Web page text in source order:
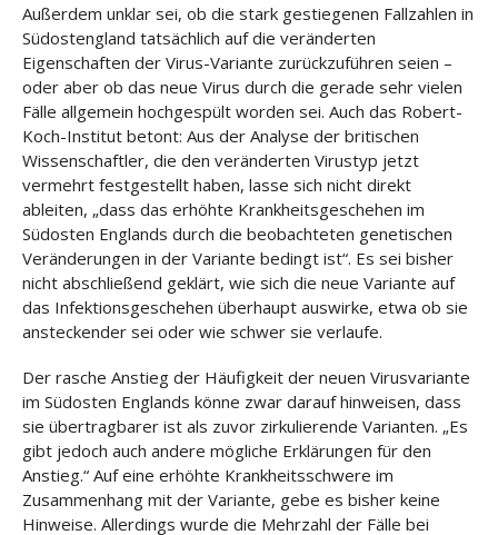
Außerdem unklar sei, ob die stark gestiegenen Fallzahlen in
Südostengland tatsächlich auf die veränderten
Eigenschaften der Virus-Variante zurückzuführen seien –
oder aber ob das neue Virus durch die gerade sehr vielen
Fälle allgemein hochgespült worden sei. Auch das Robert-
Koch-Institut betont: Aus der Analyse der britischen
Wissenschaftler, die den veränderten Virustyp jetzt
vermehrt festgestellt haben, lasse sich nicht direkt
ableiten, „dass das erhöhte Krankheitsgeschehen im
Südosten Englands durch die beobachteten genetischen
Veränderungen in der Variante bedingt ist“. Es sei bisher
nicht abschließend geklärt, wie sich die neue Variante auf
das Infektionsgeschehen überhaupt auswirke, etwa ob sie
ansteckender sei oder wie schwer sie verlaufe.
Der rasche Anstieg der Häufigkeit der neuen Virusvariante
im Südosten Englands könne zwar darauf hinweisen, dass
sie übertragbarer ist als zuvor zirkulierende Varianten. „Es
gibt jedoch auch andere mögliche Erklärungen für den
Anstieg.“ Auf eine erhöhte Krankheitsschwere im
Zusammenhang mit der Variante, gebe es bisher keine
Hinweise. Allerdings wurde die Mehrzahl der Fälle bei